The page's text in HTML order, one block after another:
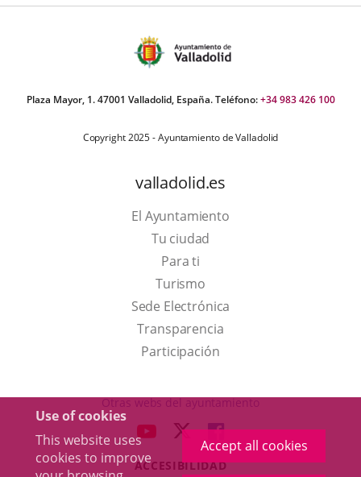
Use of cookies
This website uses
cookies to improve
Accept all cookies
Plaza Mayor, 1. 47001 Valladolid, España. Teléfono:+34 983 426 100
Copyright 2025 - Ayuntamiento de Valladolid
valladolid.es
El Ayuntamiento
Tu ciudad
Para ti
TurismoThis
link
will
open
a
up
window.
Sede Electrónica
Transparencia
Participación
Otras webs del ayuntamiento
LINK
EXTERNAL
LINK
TO
EXTERNAL
LINK
TO
EXTERNAL
ACCESIBILIDAD